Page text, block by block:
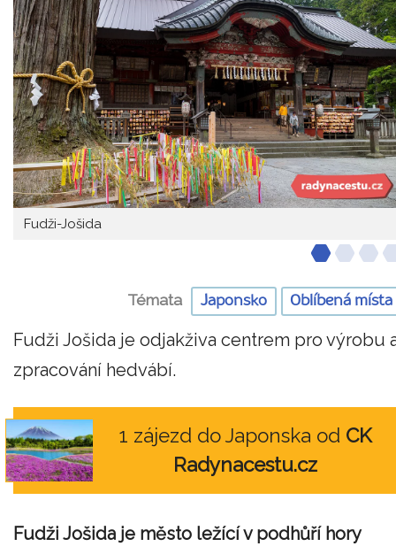
Fudži-Jošida
Témata Japonsko Oblíbená místa
Fudži Jošida je odjakživa centrem pro výrobu
zpracování hedvábí.
1 zájezd do Japonska od CK
Radynacestu.cz
Fudži Jošida je město ležící v podhůří hory